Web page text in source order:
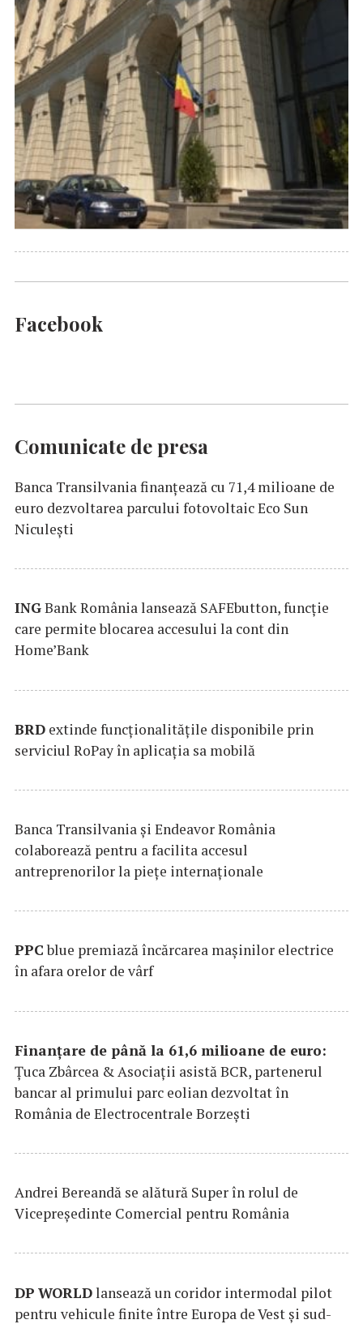
Facebook
Comunicate de presa
Banca Transilvania finanțează cu 71,4 milioane de
euro dezvoltarea parcului fotovoltaic Eco Sun
Niculești
INGBank România lansează SAFEbutton, funcţie
care permite blocarea accesului la cont din
Home’Bank
BRD extinde funcţionalităţile disponibile prin
serviciul RoPay în aplicaţia sa mobilă
Banca Transilvania şi Endeavor România
colaborează pentru a facilita accesul
antreprenorilor la pieţe internaţionale
PPCblue premiază încărcarea maşinilor electrice
în afara orelor de vârf
Finanțare de până la 61,6 milioane de euro:
Țuca Zbârcea & Asociații asistă BCR, partenerul
bancar al primului parc eolian dezvoltat în
România de Electrocentrale Borzești
Andrei Bereandă se alătură Super în rolul de
Vicepreședinte Comercial pentru România
DP WORLDlansează un coridor intermodal pilot
pentru vehicule finite între Europa de Vest și sud-